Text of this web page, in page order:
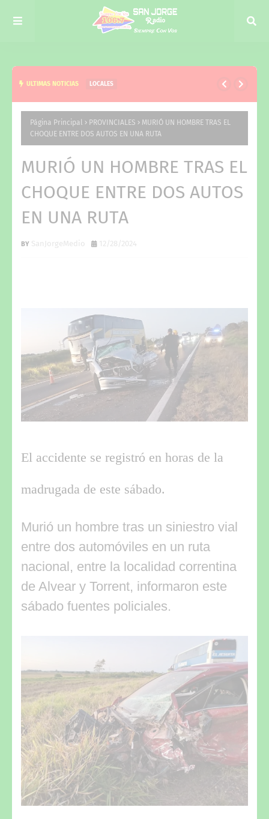
ULTIMAS NOTICIAS LOCALES
A CURUZÚ CUATIÁ Y DEL TRABAJO CONJUNTO CON
VERÓNICA ESPÍNDOLA
Página Principal PROVINCIALES
MURIÓ UN HOMBRE TRAS EL
CHOQUE ENTRE DOS AUTOS EN UNA RUTA
MURIÓ UN HOMBRE TRAS EL
CHOQUE ENTRE DOS AUTOS
EN UNA RUTA
SanJorgeMedio 12/28/2024
El accidente se registró en horas de la
madrugada de este sábado.
Murió un hombre tras un siniestro vial
entre dos automóviles en un ruta
nacional, entre la localidad correntina
de Alvear y Torrent, informaron este
sábado fuentes policiales.